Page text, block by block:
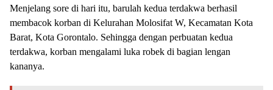
Menjelang sore di hari itu, barulah kedua terdakwa berhasil
membacok korban di Kelurahan Molosifat W, Kecamatan Kota
Barat, Kota Gorontalo. Sehingga dengan perbuatan kedua
terdakwa, korban mengalami luka robek di bagian lengan
kananya.